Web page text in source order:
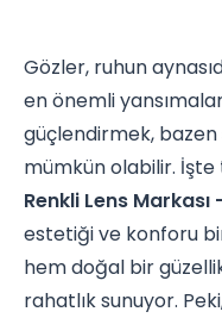
Gözler, ruhun
en önemli
güçlendirmek,
mümkün olabilir.
Renkli Lens Markası
estetiği ve konforu
hem doğal bir
rahatlık sunuyor.